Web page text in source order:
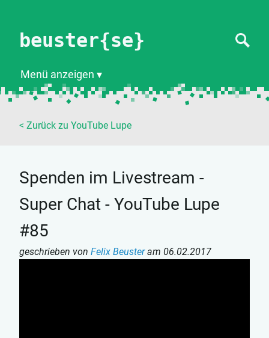
beuster{se}
Menü anzeigen
< Zurück zu YouTube Lupe
Spenden im Livestream -
Super Chat - YouTube Lupe
#85
geschrieben von Felix Beusteram 06.02.2017